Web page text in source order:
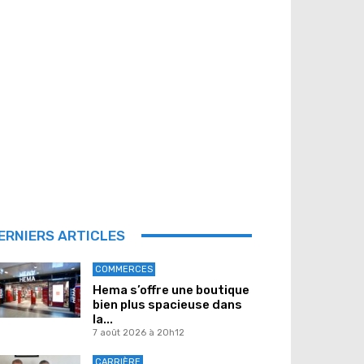
ARTICLES
COMMERCES
Hema s’offre une boutique
bien plus spacieuse dans
la...
7 août 2026 à 20h12
CARRIÈRE